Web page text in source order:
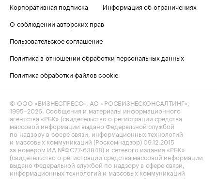
Корпоративная подписка
Информация об ограничениях
О соблюдении авторских прав
Пользовательское соглашение
Политика в отношении обработки персональных данных
Политика обработки файлов cookie
© ООО «БИЗНЕСПРЕСС», АО «РОСБИЗНЕСКОНСАЛТИНГ»,
1995–2026. Сообщения и материалы информационного
агентства «РБК» (свидетельство о регистрации средства
массовой информации выдано Федеральной службой
по надзору в сфере связи, информационных технологий
и массовых коммуникаций (Роскомнадзор) 09.12.2015
за номером ИА №ФС77-63848) и сетевого издания «РБК»
(свидетельство о регистрации средства массовой информации
выдано Федеральной службой по надзору в сфере связи,
информационных технологий и массовых коммуникаций